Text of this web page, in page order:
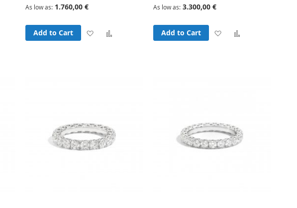
As low as 1.760,00 €
Add to Cart
Add
As low as 3.300,00 €
Add to Cart
Add